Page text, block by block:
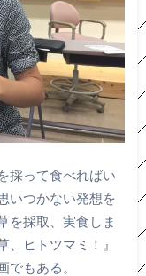
採って食べればい
いつかない発想を
を採取、実食しま
、ヒトツマミ！』
もある。